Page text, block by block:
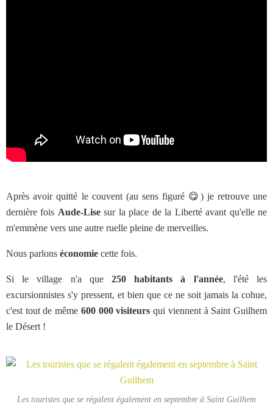
Après avoir quitté le couvent (au sens figuré 😋) je retrouve une
dernière fois Aude-Lisesur la place de la Liberté avant qu'elle ne
m'emmène vers une autre ruelle pleine de merveilles.
Nous parlons économie cette fois.
Si le village n'a que250 habitants à l'année, l'été les
excursionnistes s'y pressent, et bien que ce ne soit jamais la cohue,
c'est tout de même 600 000 visiteurs qui viennent à Saint Guilhem
le Désert !
Les touristes que se régalent également en septembre à Saint Guilhem